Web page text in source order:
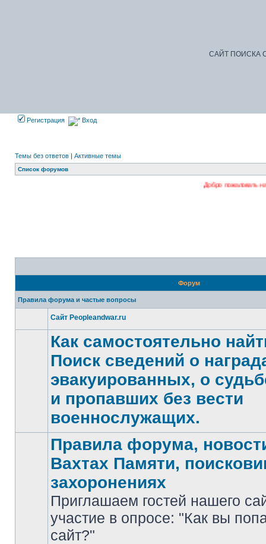
САЙТ ПОИСКА
Регистрация Вход
Темы без ответов | Активные темы
Список форумов
Добро пожаловать на наш форум.
Форум
Правила форума и частые вопросы
Нет
непрочитанных
сообщений
Сайт Peopleandwar.ru
непрочитанных
сообщений
Как самостоятельно
Поиск сведений о
эвакуированных, о
и пропавших без вести
военнослужащих.
Правила форума,
Вахтах Памяти,
захоронениях
Приглашаем гостей нашего
участие в опросе: "Как вы
сайт?"